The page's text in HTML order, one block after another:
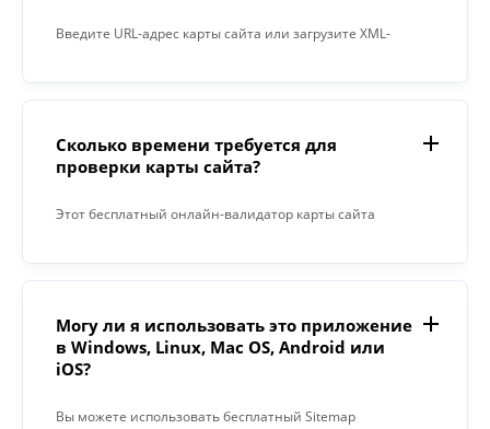
Введите URL-адрес карты сайта или загрузите XML-
проблемы.
Сколько времени требуется для
проверки карты сайта?
Этот бесплатный онлайн-валидатор карты сайта
Могу ли я использовать это приложение
в Windows, Linux, Mac OS, Android или
iOS?
Вы можете использовать бесплатный Sitemap